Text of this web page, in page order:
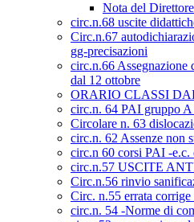
Nota del
circ.n.68 uscite
Circ.n.67
gg-precisazioni
circ.n.66 Assegnazione
dal 12 ottobre
ORARIO CLASSI
circ.n. 64 PAI gruppo
Circolare n. 63
circ.n. 62 Assenze non
circ.n 60 corsi PAI -e.c.
circ.n.57 USCITE
Circ.n.56 rinvio
Circ. n.55 errata
circ.n. 54 -Norme di